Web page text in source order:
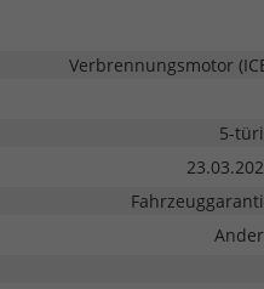
Verbrennungsmotor
5-